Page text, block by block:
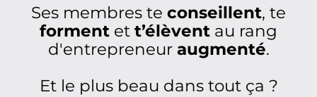
Ses membres te conseillent, te
forment et t’élèvent au rang
d'entrepreneur augmenté.
Et le plus beau dans tout ça ?